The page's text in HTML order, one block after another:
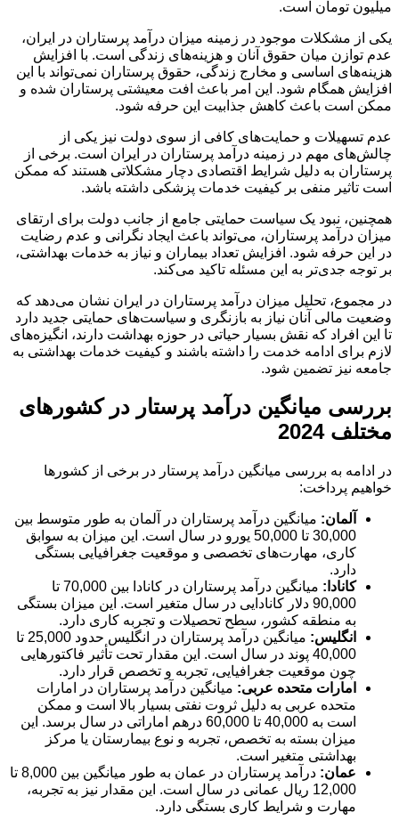
میلیون تومان است.
یکی از مشکلات موجود در زمینه میزان درآمد پرستاران در ایران،
عدم توازن میان حقوق آنان و هزینه‌های زندگی است. با افزایش
هزینه‌های اساسی و مخارج زندگی، حقوق پرستاران نمی‌تواند با این
افزایش همگام شود. این امر باعث افت معیشتی پرستاران شده و
ممکن است باعث کاهش جذابیت این حرفه شود.
عدم تسهیلات و حمایت‌های کافی از سوی دولت نیز یکی از
چالش‌های مهم در زمینه درآمد پرستاران در ایران است. برخی از
پرستاران به دلیل شرایط اقتصادی دچار مشکلاتی هستند که ممکن
است تاثیر منفی بر کیفیت خدمات پزشکی داشته باشد.
همچنین، نبود یک سیاست حمایتی جامع از جانب دولت برای ارتقای
میزان درآمد پرستاران، می‌تواند باعث ایجاد نگرانی و عدم رضایت
در این حرفه شود. افزایش تعداد بیماران و نیاز به خدمات بهداشتی،
بر توجه جدی‌تر به این مسئله تاکید می‌کند.
در مجموع، تحلیل میزان درآمد پرستاران در ایران نشان می‌دهد که
وضعیت مالی آنان نیاز به بازنگری و سیاست‌های حمایتی جدید دارد
تا این افراد که نقش بسیار حیاتی در حوزه بهداشت دارند، انگیزه‌های
لازم برای ادامه خدمت را داشته باشند و کیفیت خدمات بهداشتی به
جامعه نیز تضمین شود.
بررسی میانگین درآمد پرستار در کشورهای
مختلف 2024
در ادامه به بررسی میانگین درآمد پرستار در برخی از کشورها
خواهیم پرداخت:
آلمان: میانگین درآمد پرستاران در آلمان به طور متوسط بین
30,000 تا 50,000 یورو در سال است. این میزان به سوابق
کاری، مهارت‌های تخصصی و موقعیت جغرافیایی بستگی
دارد.
کانادا:
میانگین درآمد پرستاران در کانادا بین 70,000 تا
90,000 دلار کانادایی در سال متغیر است. این میزان بستگی
به منطقه کشور، سطح تحصیلات و تجربه کاری دارد.
انگلیس:
میانگین درآمد پرستاران در انگلیس حدود 25,000 تا
40,000 پوند در سال است. این مقدار تحت تأثیر فاکتورهایی
چون موقعیت جغرافیایی، تجربه و تخصص قرار دارد.
امارات متحده عربی: میانگین درآمد پرستاران در امارات
متحده عربی به دلیل ثروت نفتی بسیار بالا است و ممکن
است به 40,000 تا 60,000 درهم اماراتی در سال برسد. این
میزان بسته به تخصص، تجربه و نوع بیمارستان یا مرکز
بهداشتی متغیر است.
عمان:
درآمد پرستاران در عمان به طور میانگین بین 8,000 تا
12,000 ریال عمانی در سال است. این مقدار نیز به تجربه،
مهارت و شرایط کاری بستگی دارد.